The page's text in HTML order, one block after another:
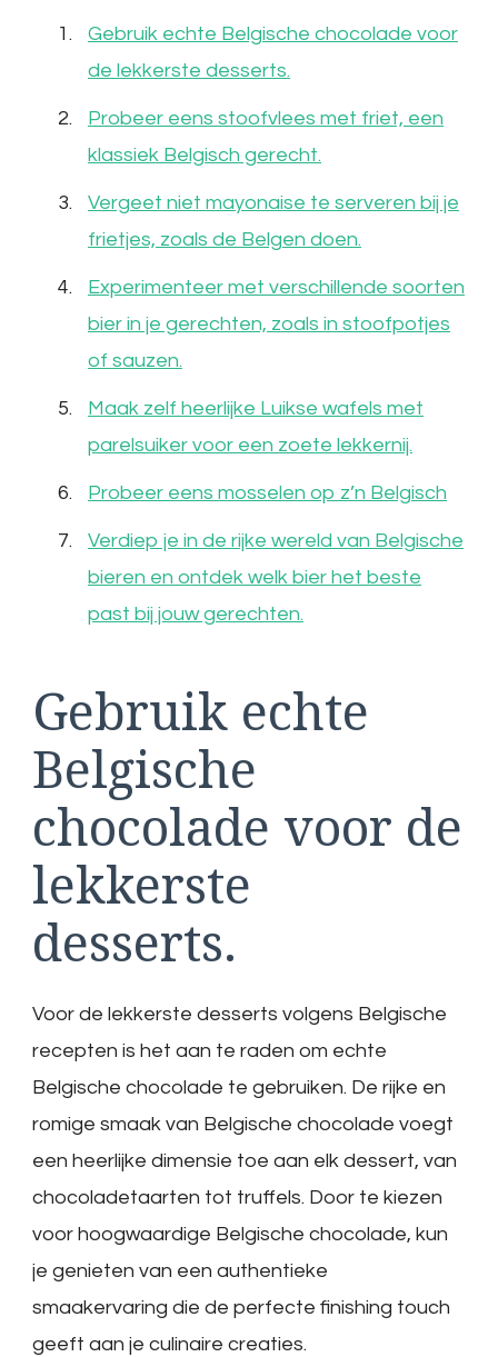
Gebruik echte Belgische chocolade voor
de lekkerste desserts.
Probeer eens stoofvlees met friet, een
klassiek Belgisch gerecht.
Vergeet niet mayonaise te serveren bij je
frietjes, zoals de Belgen doen.
Experimenteer met verschillende soorten
bier in je gerechten, zoals in stoofpotjes
of sauzen.
Maak zelf heerlijke Luikse wafels met
parelsuiker voor een zoete lekkernij.
Probeer eens mosselen op z’n Belgisch
Verdiep je in de rijke wereld van Belgische
bieren en ontdek welk bier het beste
past bij jouw gerechten.
Gebruik echte
Belgische
chocolade voor de
lekkerste
desserts.
Voor de lekkerste desserts volgens Belgische
recepten is het aan te raden om echte
Belgische chocolade te gebruiken. De rijke en
romige smaak van Belgische chocolade voegt
een heerlijke dimensie toe aan elk dessert, van
chocoladetaarten tot truffels. Door te kiezen
voor hoogwaardige Belgische chocolade, kun
je genieten van een authentieke
smaakervaring die de perfecte finishing touch
geeft aan je culinaire creaties.